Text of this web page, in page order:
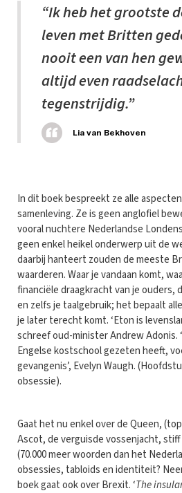
“Ik heb het grootste
leven met Britten
nooit een van hen
altijd even
tegenstrijdig.”
Lia van Bekhoven
In dit boek bespreekt ze alle
samenleving. Ze is geen anglofiel
vooral nuchtere Nederlandse
geen enkel heikel onderwerp uit de
daarbij hanteert zouden de meeste
waarderen. Waar je vandaan komt,
financiële draagkracht van je ouders,
en zelfs je taalgebruik; het bepaalt
je later terecht komt. ‘Eton is
schreef oud-minister Andrew Adonis.
Engelse kostschool gezeten heeft,
gevangenis’, Evelyn Waugh.
obsessie).
Gaat het nu enkel over de Queen,
Ascot, de verguisde vossenjacht,
(70.000 meer woorden dan het
obsessies, tabloids en identiteit?
boek gaat ook over Brexit. ‘The